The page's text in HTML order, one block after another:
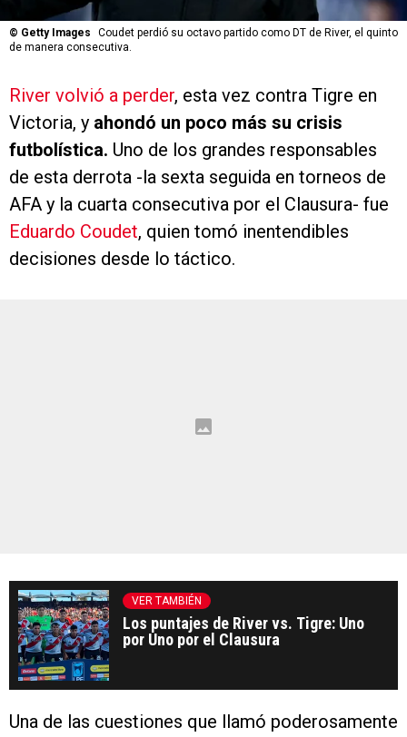
© Getty Images
Coudet perdió su octavo partido como DT de River, el quinto
de manera consecutiva.
River volvió a perder, esta vez contra Tigre en
Victoria, y ahondó un poco más su crisis
futbolística. Uno de los grandes responsables
de esta derrota -la sexta seguida en torneos de
AFA y la cuarta consecutiva por el Clausura- fue
Eduardo Coudet, quien tomó inentendibles
decisiones desde lo táctico.
VER TAMBIÉN
Los puntajes de River vs. Tigre: Uno
por Uno por el Clausura
Una de las cuestiones que llamó poderosamente